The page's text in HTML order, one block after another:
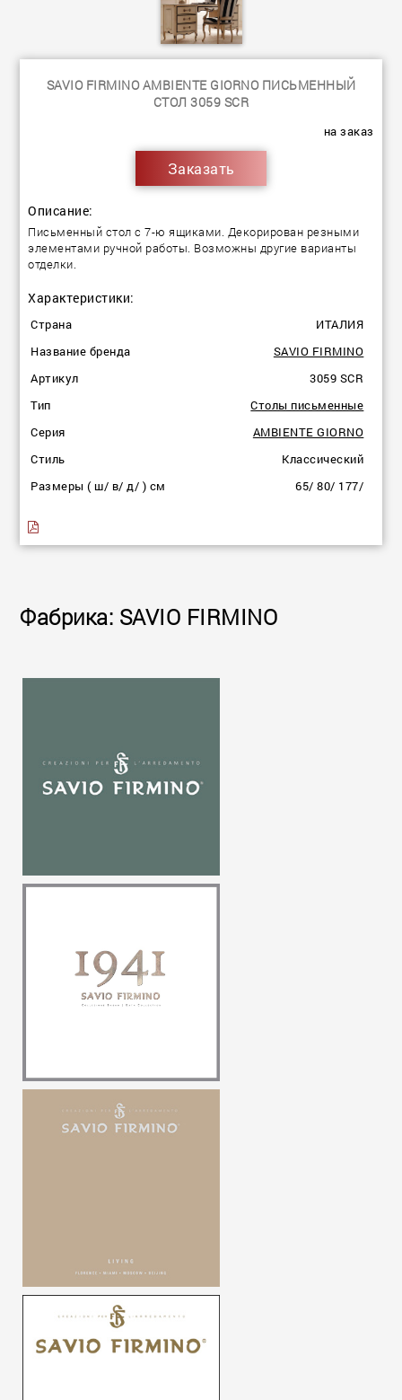
SAVIO FIRMINO AMBIENTE GIORNO ПИСЬМЕННЫЙ
СТОЛ 3059 SCR
на заказ
Заказать
Описание:
Письменный стол с 7-ю ящиками. Декорирован резными
элементами ручной работы. Возможны другие варианты
отделки.
Характеристики:
Страна
ИТАЛИЯ
Название бренда
SAVIO FIRMINO
Артикул
3059 SCR
Тип
Столы письменные
Серия
AMBIENTE GIORNO
Стиль
Классический
Размеры ( ш/ в/ д/ ) см
65/ 80/ 177/
Фабрика: SAVIO FIRMINO